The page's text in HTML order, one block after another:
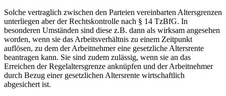
Solche vertraglich zwischen den Parteien vereinbarten Altersgrenzen
unterliegen aber der Rechtskontrolle nach § 14 TzBfG. In
besonderen Umständen sind diese z.B. dann als wirksam angesehen
worden, wenn sie das Arbeitsverhältnis zu einem Zeitpunkt
auflösen, zu dem der Arbeitnehmer eine gesetzliche Altersrente
beantragen kann. Sie sind zudem zulässig, wenn sie an das
Erreichen der Regelaltersgrenze anknüpfen und der Arbeitnehmer
durch Bezug einer gesetzlichen Altersrente wirtschaftlich
abgesichert ist.